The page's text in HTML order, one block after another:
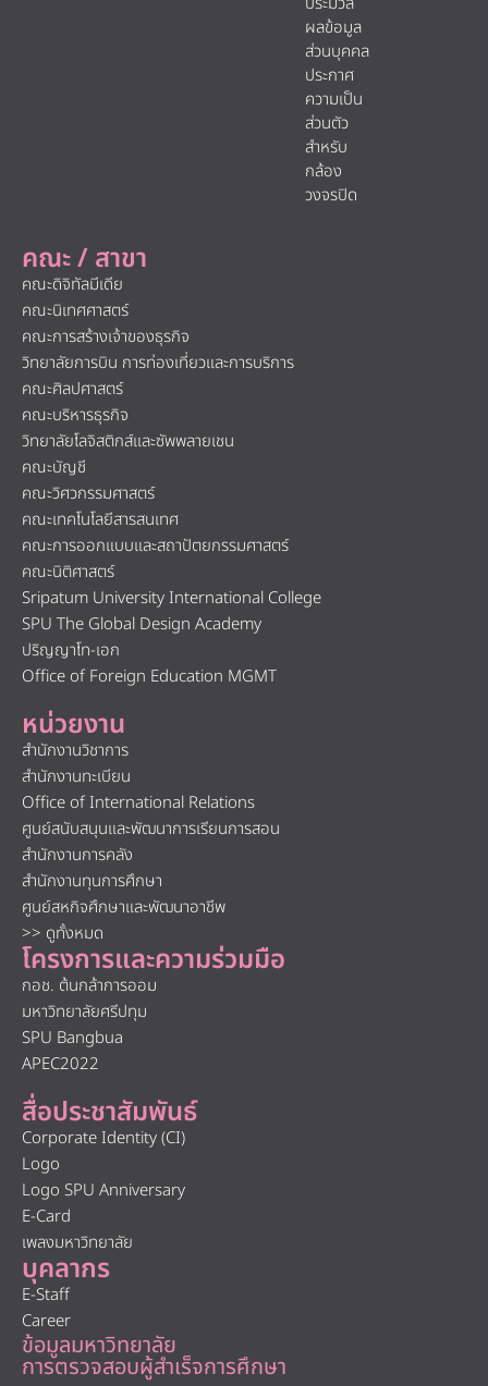
คณะ / สาขา
คณะดิจิทัลมีเดีย
คณะนิเทศศาสตร์
คณะการสร้างเจ้าของธุรกิจ
วิทยาลัยการบิน การท่องเที่ยวและการบริการ
คณะศิลปศาสตร์
คณะบริหารธุรกิจ
วิทยาลัยโลจิสติกส์และซัพพลายเชน
คณะบัญชี
คณะวิศวกรรมศาสตร์
คณะเทคโนโลยีสารสนเทศ
คณะการออกแบบและสถาปัตยกรรมศาสตร์
คณะนิติศาสตร์
Sripatum University International College
SPU The Global Design Academy
ปริญญาโท-เอก
Office of Foreign Education MGMT
หน่วยงาน
สำนักงานวิชาการ
สำนักงานทะเบียน
Office of International Relations
ศูนย์สนับสนุนและพัฒนาการเรียนการสอน
สำนักงานการคลัง
สำนักงานทุนการศึกษา
ศูนย์สหกิจศึกษาและพัฒนาอาชีพ
>> ดูทั้งหมด
โครงการและความร่วมมือ
กอช. ต้นกล้าการออม
มหาวิทยาลัยศรีปทุม
SPU Bangbua
APEC2022
สื่อประชาสัมพันธ์
Corporate Identity (CI)
Logo
Logo SPU Anniversary
E-Card
เพลงมหาวิทยาลัย
บุคลากร
E-Staff
Career
ข้อมูลมหาวิทยาลัย
การตรวจสอบผู้สำเร็จการศึกษา
ผลข้อมูล
ส่วนบุคคล
ประกาศ
ความเป็น
ส่วนตัว
สำหรับ
กล้อง
วงจรปิด